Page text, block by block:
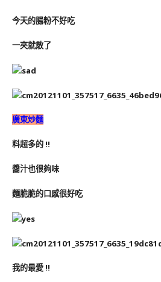
今天的腸粉不好吃
一夾就散了
廣東炒麵
料超多的 !!
醬汁也很夠味
麵脆脆的口感很好吃
我的最愛 !!